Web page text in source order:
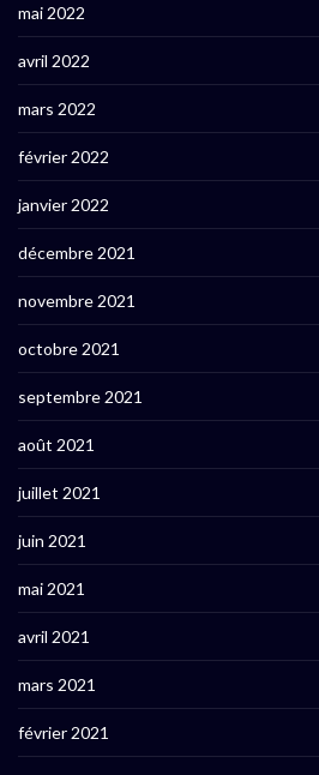
mai 2022
avril 2022
mars 2022
février 2022
janvier 2022
décembre 2021
novembre 2021
octobre 2021
septembre 2021
août 2021
juillet 2021
juin 2021
mai 2021
avril 2021
mars 2021
février 2021